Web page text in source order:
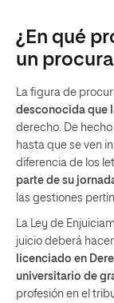
¿En qué
un
La figura de
desconocida que
derecho. De
hasta que se ven
diferencia de los
parte de su
las gestiones
La Ley de
juicio deberá
licenciado en
universitario de
profesión en el